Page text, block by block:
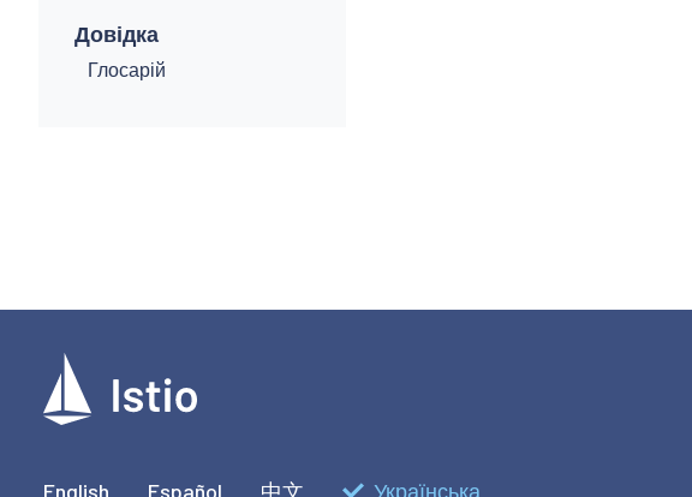
Довідка
Глосарій
English Español 中文 Українська